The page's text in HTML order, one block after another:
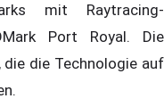
mit Raytracing-
Port Royal. Die
die Technologie auf